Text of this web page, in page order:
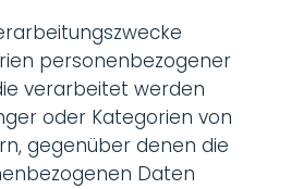
personenbezogener
verarbeitet werden
oder Kategorien von
gegenüber denen die
Daten